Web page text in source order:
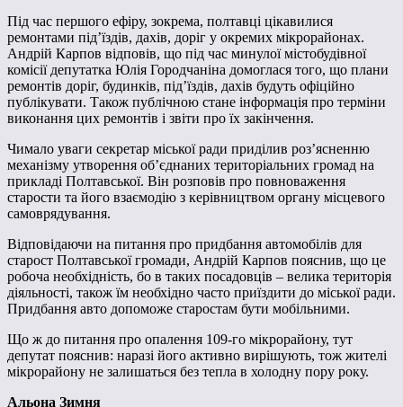
Під час першого ефіру, зокрема, полтавці цікавилися
ремонтами під’їздів, дахів, доріг у окремих мікрорайонах.
Андрій Карпов відповів, що під час минулої містобудівної
комісії депутатка Юлія Городчаніна домоглася того, що плани
ремонтів доріг, будинків, під’їздів, дахів будуть офіційно
публікувати. Також публічною стане інформація про терміни
виконання цих ремонтів і звіти про їх закінчення.
Чимало уваги секретар міської ради приділив роз’ясненню
механізму утворення об’єднаних територіальних громад на
прикладі Полтавської. Він розповів про повноваження
старости та його взаємодію з керівництвом органу місцевого
самоврядування.
Відповідаючи на питання про придбання автомобілів для
старост Полтавської громади, Андрій Карпов пояснив, що це
робоча необхідність, бо в таких посадовців – велика територія
діяльності, також їм необхідно часто приїздити до міської ради.
Придбання авто допоможе старостам бути мобільними.
Що ж до питання про опалення 109-го мікрорайону, тут
депутат пояснив: наразі його активно вирішують, тож жителі
мікрорайону не залишаться без тепла в холодну пору року.
Альона Зимня